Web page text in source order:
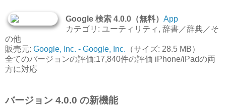
Google 検索 4.0.0（無料） App
カテゴリ: ユーティリティ, 辞書／辞典／そ
の他
販売元: Google, Inc. - Google, Inc. （サイズ: 28.5 MB）
全てのバージョンの評価:17,840件の評価 iPhone/iPadの両
方に対応
バージョン 4.0.0 の新機能